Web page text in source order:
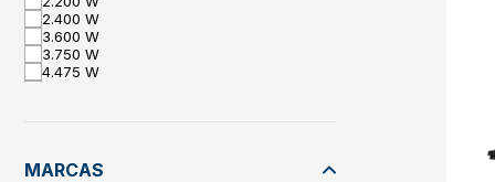
2.400 W
3.600 W
3.750 W
4.475 W
MARCAS